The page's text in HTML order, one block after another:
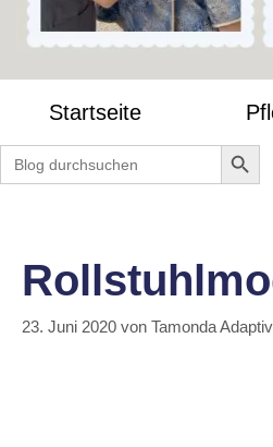
Startseite
Search
for:
Search Button
23. Juni 2020 von Tamonda